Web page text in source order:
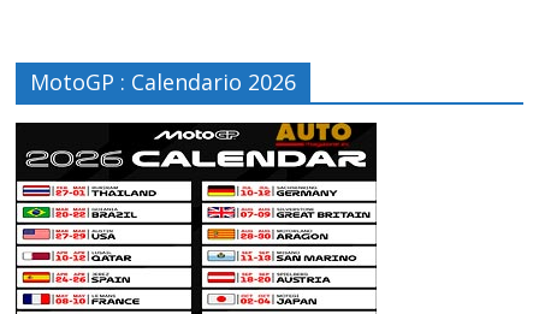
MotoGP : Calendario 2026